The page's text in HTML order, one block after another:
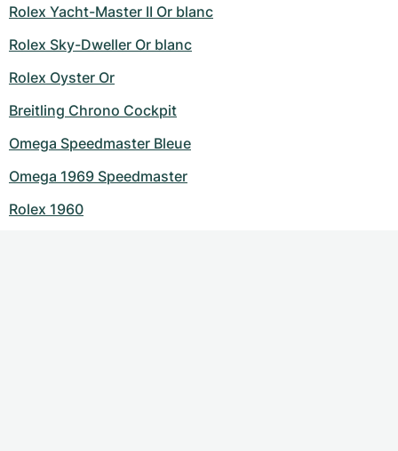
Rolex Yacht-Master II Or blanc
Rolex Sky-Dweller Or blanc
Rolex Oyster Or
Breitling Chrono Cockpit
Omega Speedmaster Bleue
Omega 1969 Speedmaster
Rolex 1960